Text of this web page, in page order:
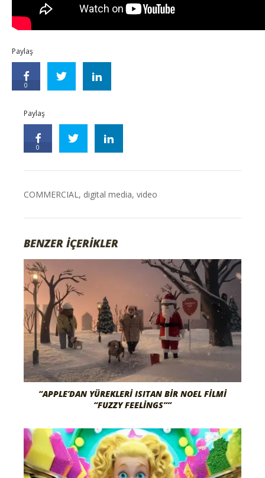
Paylaş
0
Paylaş
0
COMMERCIAL, digital media,video
BENZER İÇERİKLER
“APPLE’DAN YÜREKLERI ISITAN BIR NOEL FILMI
“FUZZY FEELINGS””